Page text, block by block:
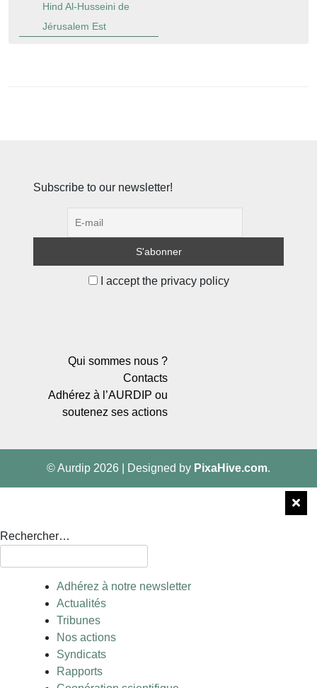
Hind Al-Husseini de
Jérusalem Est
Subscribe to our newsletter!
I accept the privacy policy
Qui sommes nous ?
Contacts
Adhérez à l’AURDIP ou
soutenez ses actions
© Aurdip 2026 Designed by PixaHive.com.
Rechercher…
Adhérez à notre newsletter
Actualités
Tribunes
Nos actions
Syndicats
Rapports